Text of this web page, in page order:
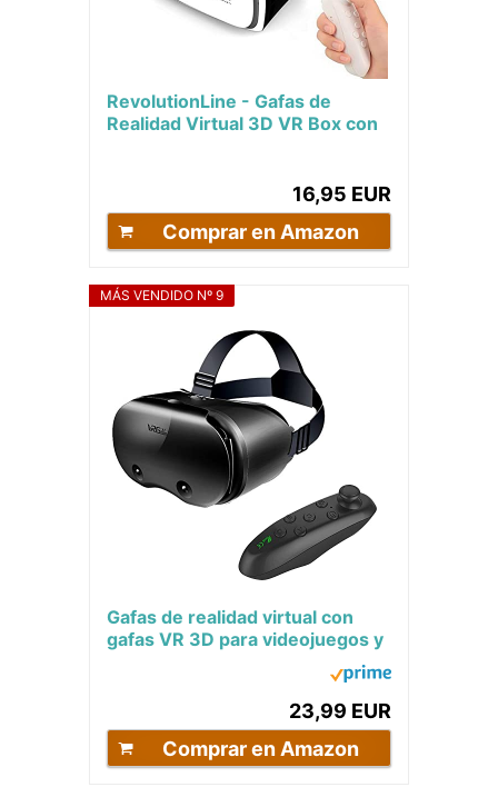
RevolutionLine - Gafas de
Realidad Virtual 3D VR Box con
16,95 EUR
Comprar en Amazon
MÁS VENDIDO Nº 9
Gafas de realidad virtual con
gafas VR 3D para videojuegos y
películas de 360 grados en 3D
23,99 EUR
Comprar en Amazon